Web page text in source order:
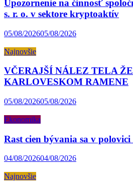
Upozornenie na činnosť
s. r. o. v sektore kryptoaktív
05/08/202605/08/2026
Najnovšie
VČERAJŠÍ NÁLEZ TELA
KARLOVESKOM RAMENE
05/08/202605/08/2026
Ekonomika
Rast cien bývania sa v
04/08/202604/08/2026
Najnovšie